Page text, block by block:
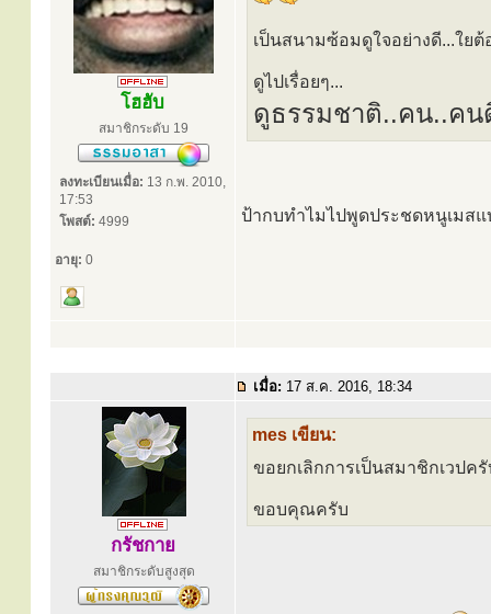
โฮฮับ
สมาชิกระดับ 19
ลงทะเบียนเมื่อ: 13 ก.พ. 2010,
17:53
โพสต์: 4999
อายุ: 0
เป็นสนามซ้อมดูใจอย่างดี...ใย
ดูไปเรื่อยๆ...
ดูธรรมชาติ..คน..คน
ป้ากบทำไมไปพูดประชดหนูเมส
เมื่อ: 17 ส.ค. 2016, 18:34
กรัชกาย
สมาชิกระดับสูงสุด
mes เขียน:
ขอยกเลิกการเป็นสมาชิกเวปค
ขอบคุณครับ